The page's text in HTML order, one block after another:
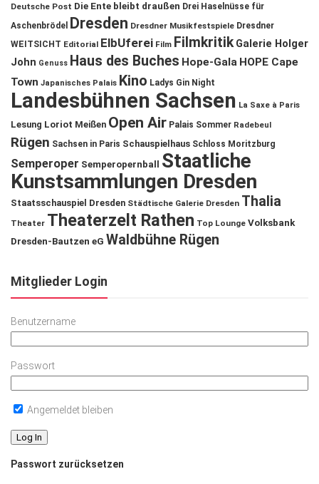
Deutsche Post Die Ente bleibt draußen Drei Haselnüsse für
Aschenbrödel
Dresden Dresdner Musikfestspiele Dresdner
WEITSICHT Editorial ElbUferei Film Filmkritik Galerie Holger
John Genuss Haus des Buches Hope-Gala HOPE Cape
Town Japanisches Palais Kino Ladys Gin Night
Landesbühnen Sachsen La Saxe à Paris
Lesung Loriot Meißen Open Air Palais Sommer Radebeul
Rügen Sachsen in Paris Schauspielhaus Schloss Moritzburg
Semperoper Semperopernball
Staatliche
Kunstsammlungen Dresden
Staatsschauspiel Dresden Städtische Galerie Dresden Thalia
Theater Theaterzelt Rathen Top Lounge Volksbank
Dresden-Bautzen eG Waldbühne Rügen
Mitglieder Login
Benutzername
Passwort
Angemeldet bleiben
Passwort zurücksetzen